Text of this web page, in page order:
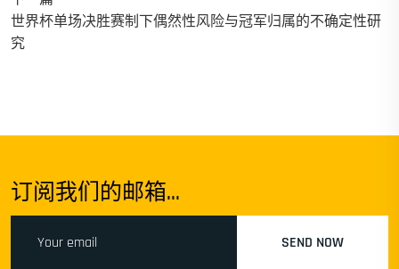
世界杯单场决胜赛制下偶然性风险与冠军归属的不确定性研
究
订阅我们的邮箱...
SEND NOW